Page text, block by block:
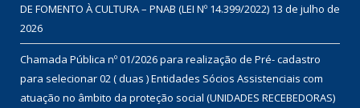
DE FOMENTO À CULTURA – PNAB (LEI Nº 14.399/2022) 13 de julho de
2026
Chamada Pública nº 01/2026 para realização de Pré- cadastro
para selecionar 02 ( duas ) Entidades Sócios Assistenciais com
atuação no âmbito da proteção social (UNIDADES RECEBEDORAS)